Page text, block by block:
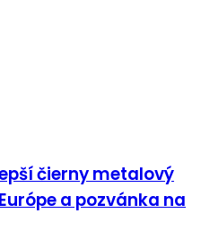
čierny metalový
a pozvánka na